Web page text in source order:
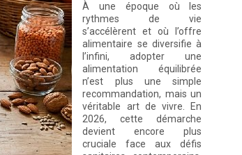
À une époque où les
rythmes de vie
s’accélèrent et où l’offre
alimentaire se diversifie à
l’infini, adopter une
alimentation équilibrée
n’est plus une simple
recommandation, mais un
véritable art de vivre. En
2026, cette démarche
devient encore plus
cruciale face aux défis